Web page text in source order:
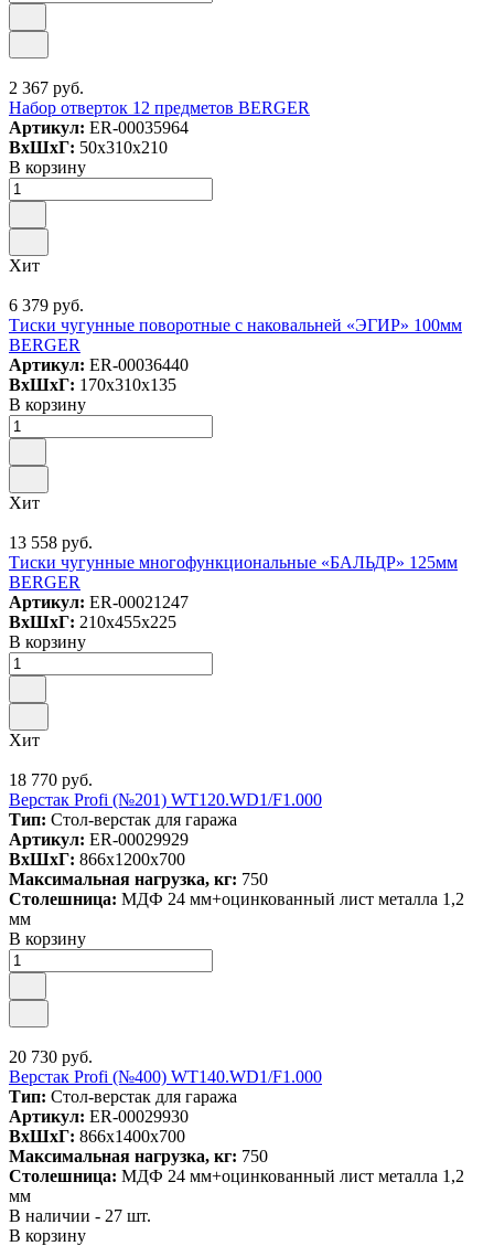
2 367 руб.
Набор отверток 12 предметов BERGER
Артикул: ER-00035964
ВxШxГ: 50x310x210
В корзину
Хит
6 379 руб.
Тиски чугунные поворотные с наковальней «ЭГИР» 100мм
BERGER
Артикул: ER-00036440
ВxШxГ: 170x310x135
В корзину
Хит
13 558 руб.
Тиски чугунные многофункциональные «БАЛЬДР» 125мм
BERGER
Артикул: ER-00021247
ВxШxГ: 210x455x225
В корзину
Хит
18 770 руб.
Верстак Profi (№201) WT120.WD1/F1.000
Тип: Стол-верстак для гаража
Артикул: ER-00029929
ВxШxГ: 866x1200x700
Максимальная нагрузка, кг: 750
Столешница: МДФ 24 мм+оцинкованный лист металла 1,2
мм
В корзину
20 730 руб.
Верстак Profi (№400) WT140.WD1/F1.000
Тип: Стол-верстак для гаража
Артикул: ER-00029930
ВxШxГ: 866x1400x700
Максимальная нагрузка, кг: 750
Столешница: МДФ 24 мм+оцинкованный лист металла 1,2
мм
В наличии - 27 шт.
В корзину